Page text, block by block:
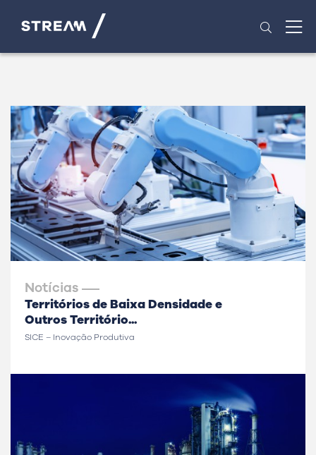
Notícias
Territórios de Baixa Densidade e
Outros Território...
SICE – Inovação Produtiva